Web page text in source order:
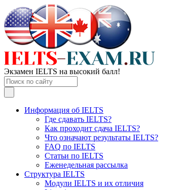
Экзамен IELTS на высокий балл!
Информация об IELTS
Где сдавать IELTS?
Как проходит сдача IELTS?
Что означают результаты IELTS?
FAQ по IELTS
Статьи по IELTS
Еженедельная рассылка
Структура IELTS
Модули IELTS и их отличия